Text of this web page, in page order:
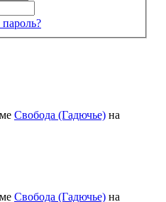
Свобода (Гадючье) на
Свобода (Гадючье) на